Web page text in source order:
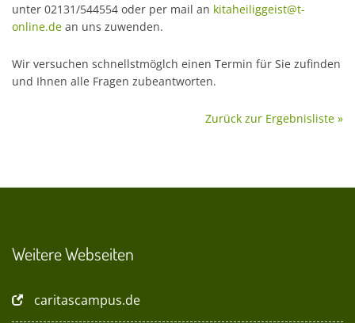
unter 02131/544554 oder per mail an kitaheiliggeist@t-
online.de an uns zuwenden.
Wir versuchen schnellstmöglch einen Termin für Sie zufinden
und Ihnen alle Fragen zubeantworten.
Zurück zur Ergebnisliste »
Weitere Webseiten
caritascampus.de